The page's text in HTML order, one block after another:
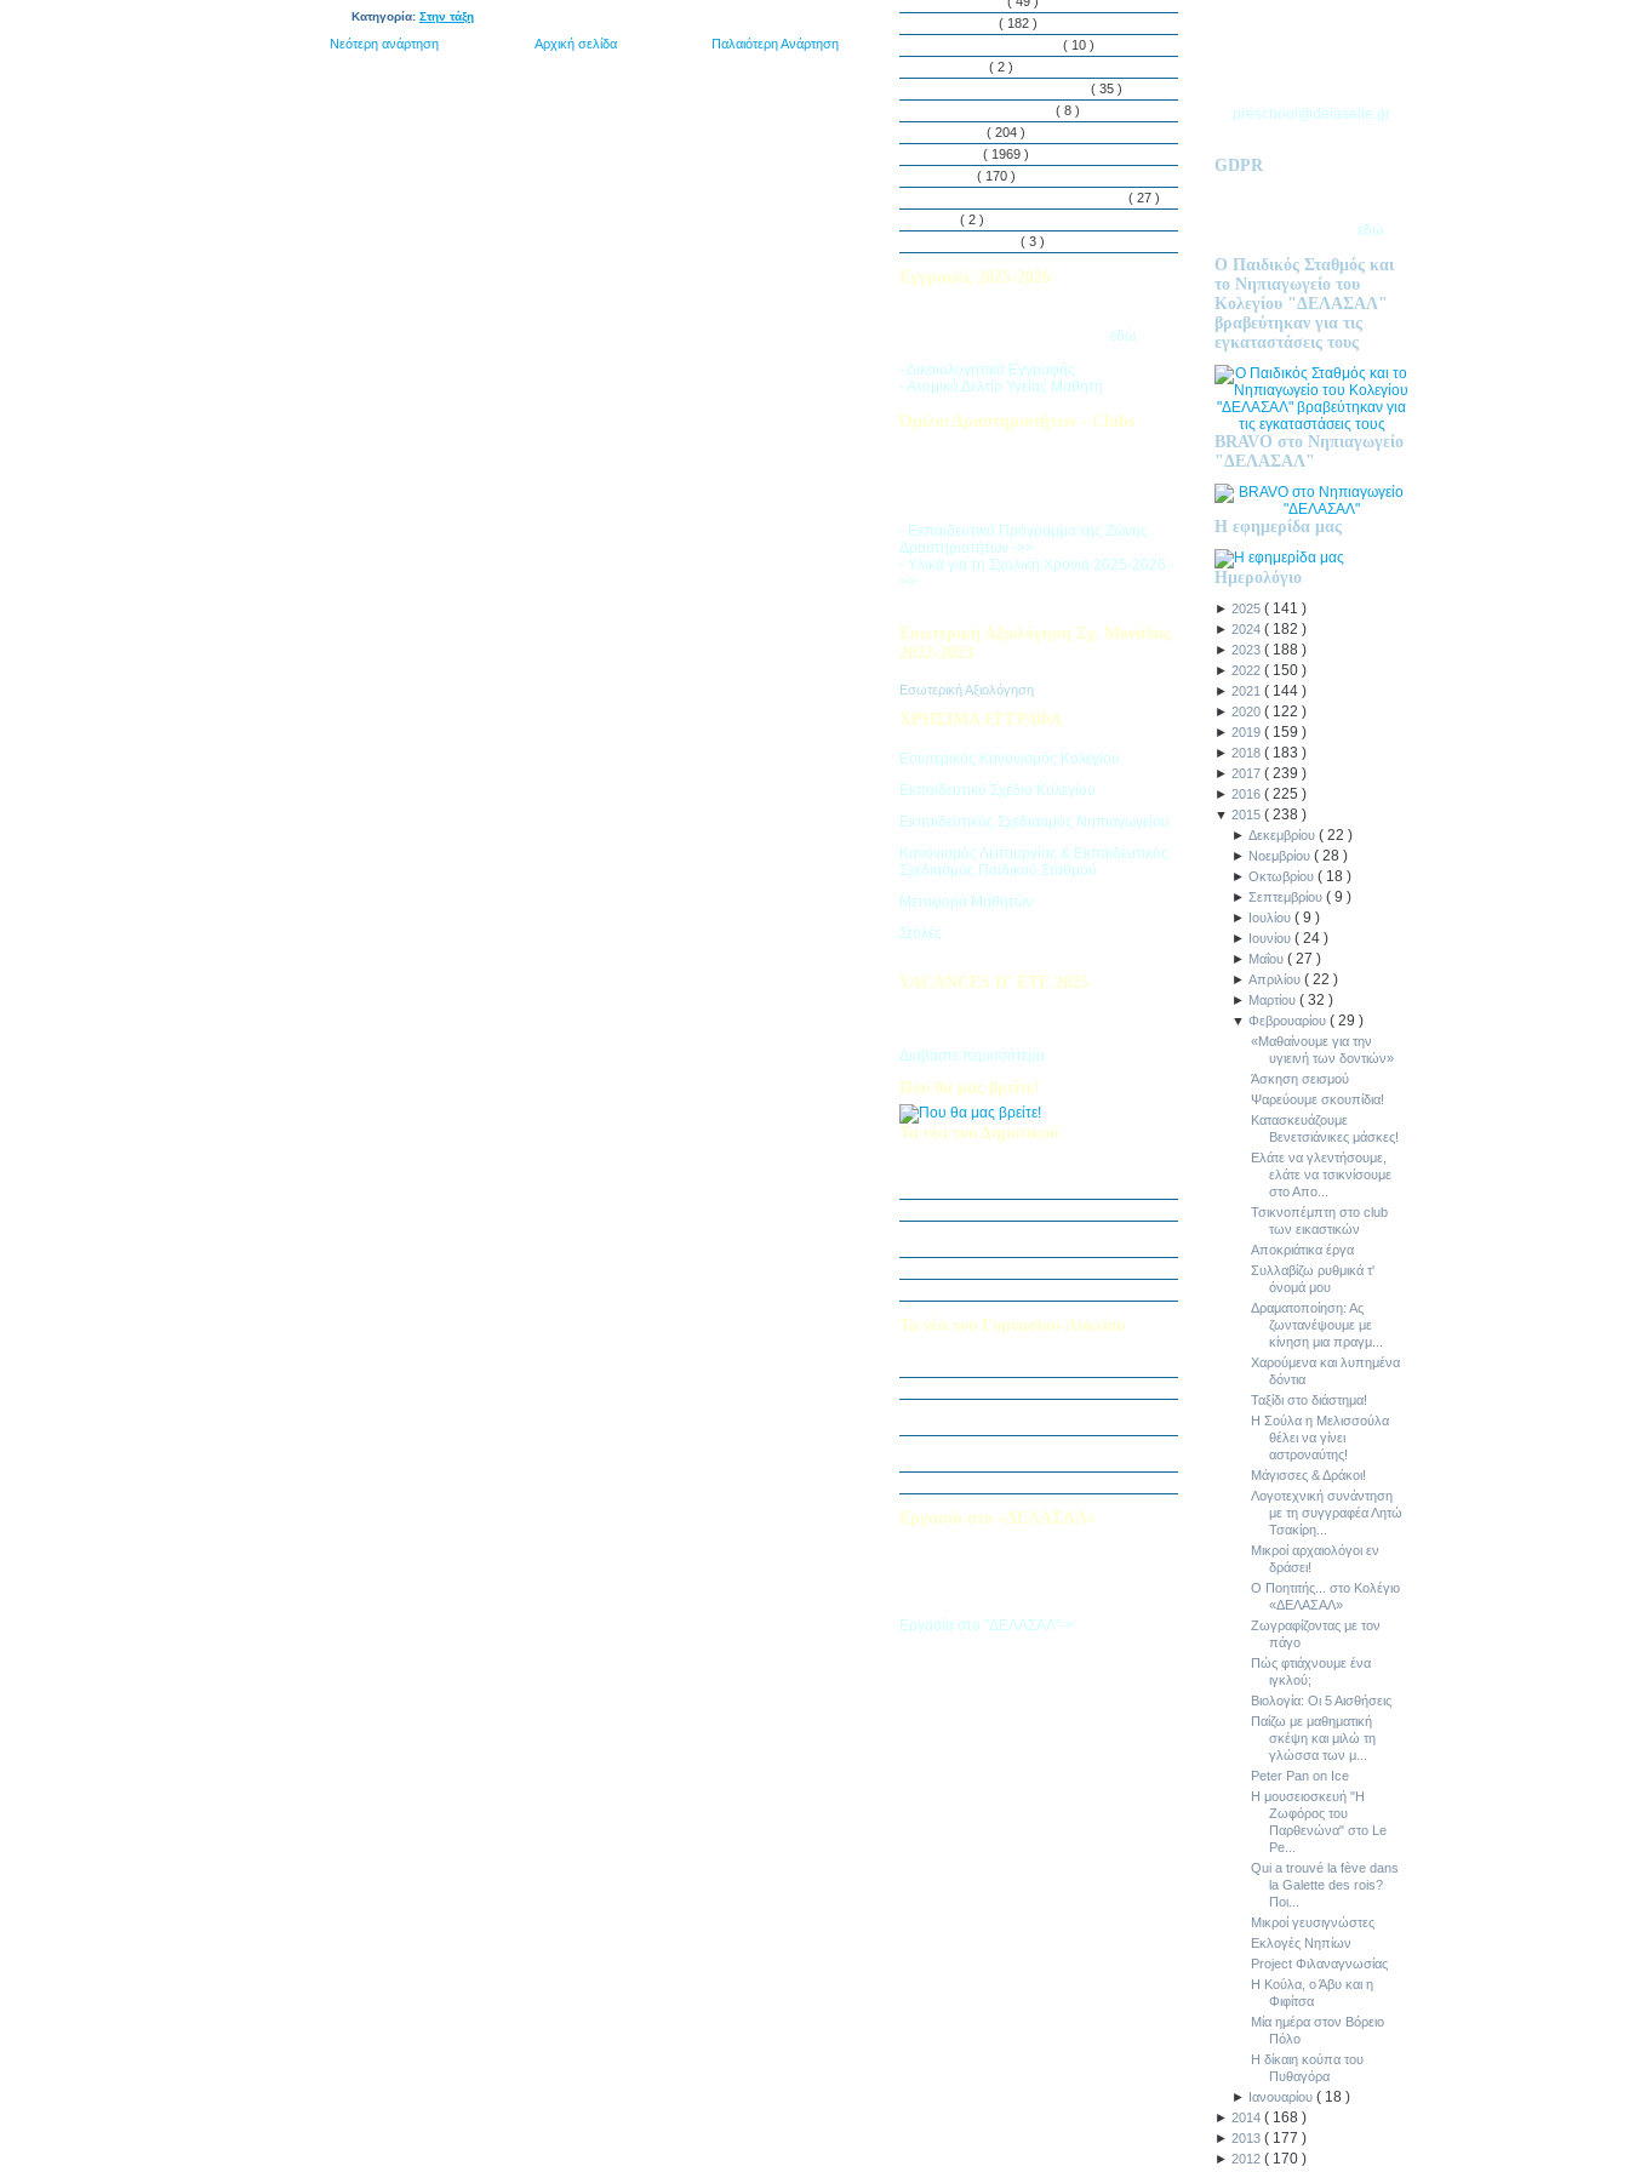
Κατηγορία: Στην τάξη
Νεότερη ανάρτηση Παλαιότερη Ανάρτηση
Αρχική σελίδα
( 182 )
( 10 )
( 2 )
( 35 )
( 8 )
( 204 )
( 1969 )
( 170 )
( 27 )
( 2 )
( 3 )
Εγγραφές 2025-2026
εδώ.
- Δικαιολογητικά Εγγραφής
- Ατομικό Δελτίο Υγείας Μαθητή
Όμιλοι Δραστηριοτήτων - Clubs
- Εκπαιδευτικό Πρόγραμμα της Ζώνης
Δραστηριοτήτων ->>
- Υλικά για τη Σχολική Χρονιά 2025-2026 -
>>
Εσωτερική Αξιολόγηση Σχ. Μονάδας
2022-2023
Εσωτερική Αξιολόγηση
ΧΡΗΣΙΜΑ ΕΓΓΡΑΦΑ
Εσωτερικός Κανονισμός Κολεγίου
Εκπαιδευτικό Σχέδιο Κολεγίου
Εκπαιδευτικός Σχεδιασμός Νηπιαγωγείου
Κανονισμός Λειτουργίας & Εκπαιδευτικός
Σχεδιασμός Παιδικού Σταθμού
Μεταφορά Μαθητών
Στολές
VACANCES D’ ÉTÉ 2025
Διαβάστε περισσότερα
Που θα μας βρείτε!
Τα νέα του Δημοτικού
Τα νέα του Γυμνασίου-Λυκείου
Εργασία στο «ΔΕΛΑΣΑΛ»
Εργασία στο "ΔΕΛΑΣΑΛ"->
preschool@delasalle.gr
GDPR
εδώ
Ο Παιδικός Σταθμός και
το Νηπιαγωγείο του
Κολεγίου "ΔΕΛΑΣΑΛ"
βραβεύτηκαν για τις
εγκαταστάσεις τους
BRAVO στο Νηπιαγωγείο
"ΔΕΛΑΣΑΛ"
Η εφημερίδα μας
Ημερολόγιο
► 2025 ( 141 )
► 2024 ( 182 )
► 2023 ( 188 )
► 2022 ( 150 )
► 2021 ( 144 )
► 2020 ( 122 )
► 2019 ( 159 )
► 2018 ( 183 )
► 2017 ( 239 )
► 2016 ( 225 )
▼ 2015 ( 238 )
►Δεκεμβρίου(22)
► Νοεμβρίου(28)
►Οκτωβρίου( 18)
►Σεπτεμβρίου(9)
► Ιουλίου(9)
► Ιουνίου(24)
► Μαΐου(27)
►Απριλίου(22)
► Μαρτίου(32)
▼Φεβρουαρίου(29)
«Μαθαίνουμε για την
υγιεινή των δοντιών»
Άσκηση σεισμού
Ψαρεύουμε σκουπίδια!
Κατασκευάζουμε
Βενετσιάνικες μάσκες!
Ελάτε να γλεντήσουμε,
ελάτε να τσικνίσουμε
στο Απο...
Τσικνοπέμπτη στο club
των εικαστικών
Αποκριάτικα έργα
Συλλαβίζω ρυθμικά τ'
όνομά μου
Δραματοποίηση: Ας
ζωντανέψουμε με
κίνηση μια πραγμ...
Χαρούμενα και λυπημένα
δόντια
Ταξίδι στο διάστημα!
Η Σούλα η Μελισσούλα
θέλει να γίνει
αστροναύτης!
Μάγισσες & Δράκοι!
Λογοτεχνική συνάντηση
με τη συγγραφέα Λητώ
Τσακίρη...
Μικροί αρχαιολόγοι εν
δράσει!
Ο Ποητιτής... στο Κολέγιο
«ΔΕΛΑΣΑΛ»
Ζωγραφίζοντας με τον
πάγο
Πώς φτιάχνουμε ένα
ιγκλού;
Βιολογία: Οι 5 Αισθήσεις
Παίζω με μαθηματική
σκέψη και μιλώ τη
γλώσσα των μ...
Peter Pan on Ice
Η μουσειοσκευή "Η
Ζωφόρος του
Παρθενώνα" στο Le
Pe...
Qui a trouvé la fève dans
la Galette des rois?
Ποι...
Μικροί γευσιγνώστες
Εκλογές Νηπίων
Project Φιλαναγνωσίας
Η Κούλα, ο Άβυ και η
Φιφίτσα
Μία ημέρα στον Βόρειο
Πόλο
Η δίκαιη κούπα του
Πυθαγόρα
► Ιανουαρίου( 18)
► 2014 ( 168 )
► 2013 ( 177 )
► 2012 ( 170 )